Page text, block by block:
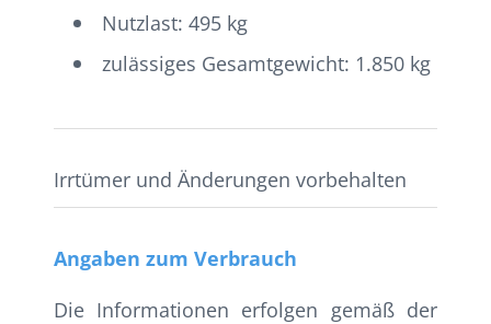
Nutzlast: 495 kg
zulässiges Gesamtgewicht: 1.850 kg
Irrtümer und Änderungen vorbehalten
Angaben zum Verbrauch
Die Informationen erfolgen gemäß der